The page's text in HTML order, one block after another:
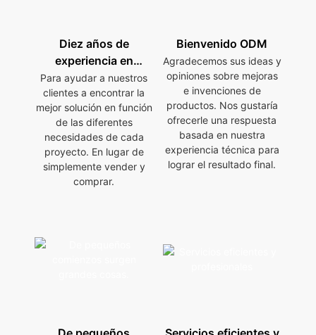
Diez años de
experiencia en
producción de LED
Para ayudar a nuestros
clientes a encontrar la
mejor solución en función
de las diferentes
necesidades de cada
proyecto. En lugar de
simplemente vender y
comprar.
Bienvenido ODM
Agradecemos sus ideas y
opiniones sobre mejoras
e invenciones de
productos. Nos gustaría
ofrecerle una respuesta
basada en nuestra
experiencia técnica para
lograr el resultado final.